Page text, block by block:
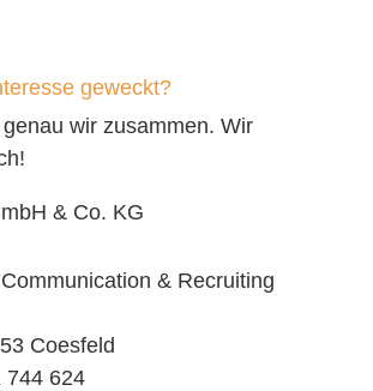
geweckt?
wir zusammen. Wir
& Co. KG
Communication & Recruiting
Coesfeld
744 624